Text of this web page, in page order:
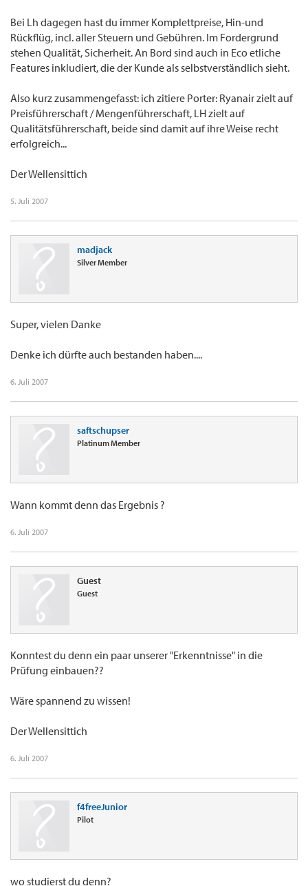
Bei Lh dagegen hast du immer Komplettpreise, Hin-und
Rückflüg, incl. aller Steuern und Gebühren. Im Fordergrund
stehen Qualität, Sicherheit. An Bord sind auch in Eco etliche
Features inkludiert, die der Kunde als selbstverständlich sieht.
Also kurz zusammengefasst: ich zitiere Porter: Ryanair zielt auf
Preisführerschaft / Mengenführerschaft, LH zielt auf
Qualitätsführerschaft, beide sind damit auf ihre Weise recht
erfolgreich...
Der Wellensittich
5. Juli 2007
madjack
Silver Member
Super, vielen Danke
Denke ich dürfte auch bestanden haben....
6. Juli 2007
saftschupser
Platinum Member
Wann kommt denn das Ergebnis ?
6. Juli 2007
Guest
Guest
Konntest du denn ein paar unserer "Erkenntnisse" in die
Prüfung einbauen??
Wäre spannend zu wissen!
Der Wellensittich
6. Juli 2007
f4freeJunior
Pilot
wo studierst du denn?